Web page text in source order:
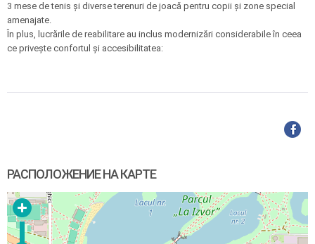
3 mese de tenis și diverse terenuri de joacă pentru copii și zone special
amenajate.
În plus, lucrările de reabilitare au inclus modernizări considerabile în ceea
ce privește confortul și accesibilitatea:
РАСПОЛОЖЕНИЕ НА КАРТЕ